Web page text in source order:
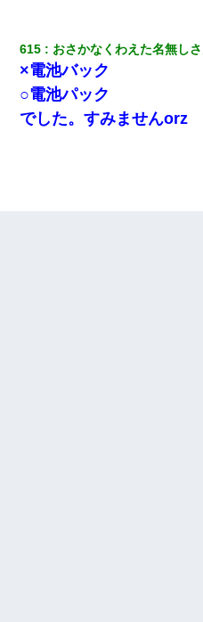
615 おさかなくわえた名無し
×電池バック
○電池パック
でした。すみませんorz